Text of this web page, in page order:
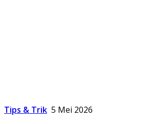
Tips & Trik 5 Mei 2026